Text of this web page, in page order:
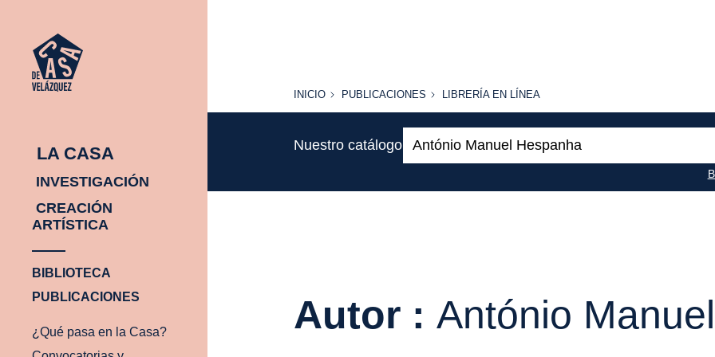
LA CASA
INVESTIGACIÓN
CREACIÓN
ARTÍSTICA
BIBLIOTECA
PUBLICACIONES
¿Qué pasa en la Casa?
INICIO
INICIO PUBLICACIONES
PUBLICACIONES
LIBRERÍA
LÍNEA
LIBRERÍA EN LÍNEA
Nuestro catálogo
Autor :António